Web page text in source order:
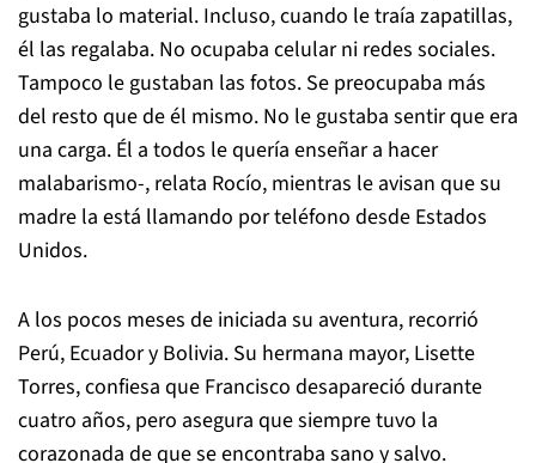
gustaba lo material. Incluso, cuando le traía zapatillas,
él las regalaba. No ocupaba celular ni redes sociales.
Tampoco le gustaban las fotos. Se preocupaba más
del resto que de él mismo. No le gustaba sentir que era
una carga. Él a todos le quería enseñar a hacer
malabarismo-, relata Rocío, mientras le avisan que su
madre la está llamando por teléfono desde Estados
Unidos.
A los pocos meses de iniciada su aventura, recorrió
Perú, Ecuador y Bolivia. Su hermana mayor, Lisette
Torres, confiesa que Francisco desapareció durante
cuatro años, pero asegura que siempre tuvo la
corazonada de que se encontraba sano y salvo.